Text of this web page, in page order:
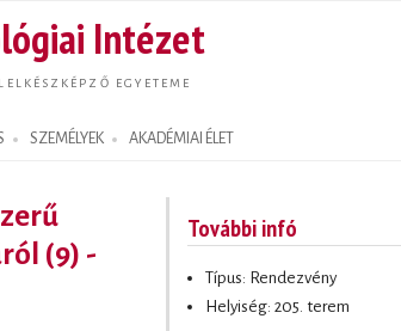
tartalomra
Intézet
EGYETEME
SZEMÉLYEK AKADÉMIAI ÉLET
(9) -
További infó
Típus: Rendezvény
Helyiség: 205. terem